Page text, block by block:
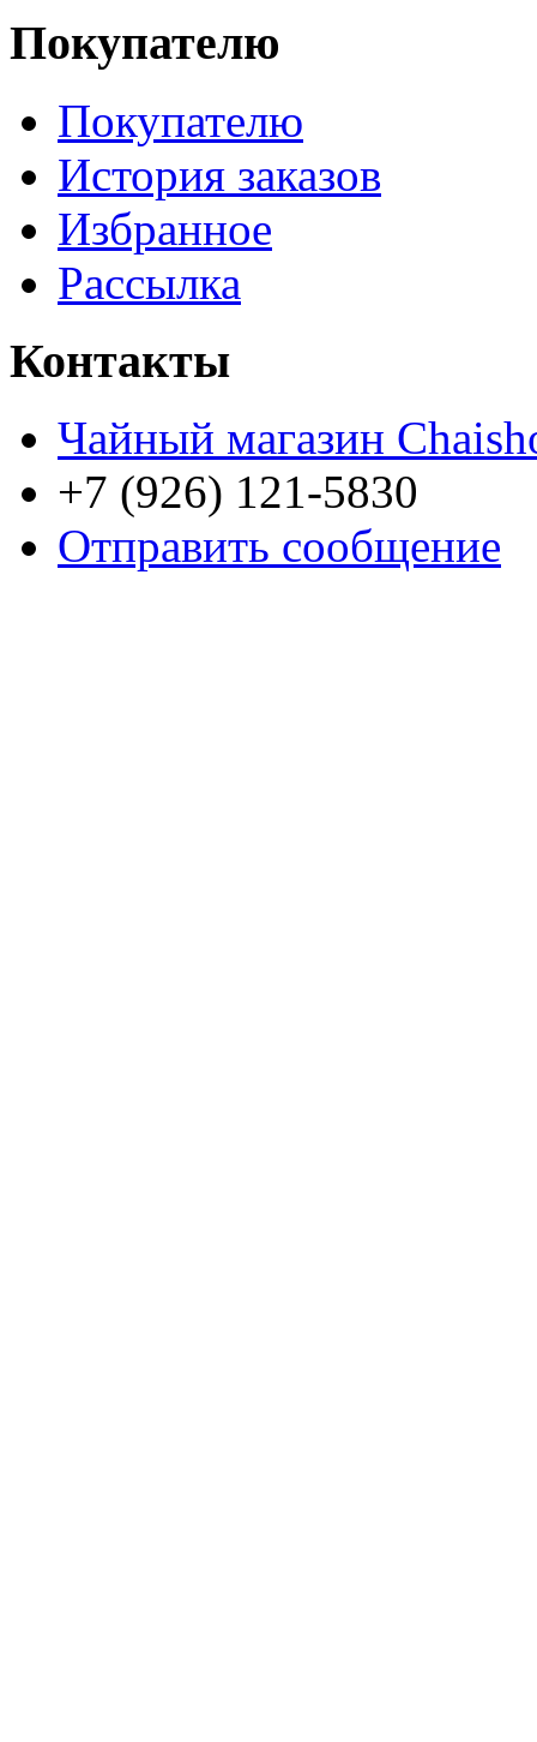
Покупателю
Покупателю
История заказов
Избранное
Рассылка
Контакты
Чайный магазин
+7 (926) 121-5830
Отправить сообщение